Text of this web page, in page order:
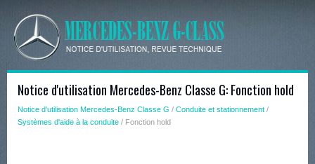
Notice d'utilisation Mercedes-Benz Classe G: Fonction hold
Notice d'utilisation Mercedes-Benz Classe G / Conduite et stationnement /
Systèmes d'aide à la conduite / Fonction hold